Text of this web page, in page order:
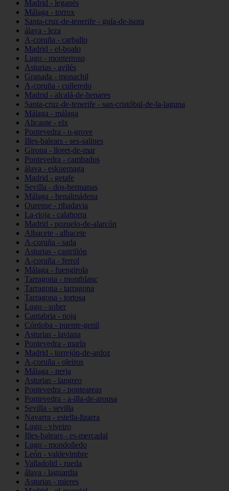
Madrid - leganés
Málaga - torrox
Santa-cruz-de-tenerife - guía-de-isora
álava - leza
A-coruña - carballo
Madrid - el-boalo
Lugo - monterroso
Asturias - avilés
Granada - monachil
A-coruña - culleredo
Madrid - alcalá-de-henares
Santa-cruz-de-tenerife - san-cristóbal-de-la-laguna
Málaga - málaga
Alicante - elx
Pontevedra - o-grove
Illes-balears - ses-salines
Girona - lloret-de-mar
Pontevedra - cambados
álava - eskuernaga
Madrid - getafe
Sevilla - dos-hermanas
Málaga - benalmádena
Ourense - ribadavia
La-rioja - calahorra
Madrid - pozuelo-de-alarcón
Albacete - albacete
A-coruña - sada
Asturias - castrillón
A-coruña - ferrol
Málaga - fuengirola
Tarragona - montblanc
Tarragona - tarragona
Tarragona - tortosa
Lugo - sober
Cantabria - noja
Córdoba - puente-genil
Asturias - laviana
Pontevedra - marín
Madrid - torrejón-de-ardoz
A-coruña - oleiros
Málaga - nerja
Asturias - langreo
Pontevedra - ponteareas
Pontevedra - a-illa-de-arousa
Sevilla - sevilla
Navarra - estella-lizarra
Lugo - viveiro
Illes-balears - es-mercadal
Lugo - mondoñedo
León - valdevimbre
Valladolid - rueda
álava - laguardia
Asturias - mieres